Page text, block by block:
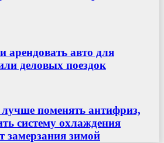
арендовать авто для
деловых поездок
поменять антифриз,
систему охлаждения
замерзания зимой